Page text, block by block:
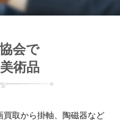
会で
術品
買取から掛軸、陶磁器など